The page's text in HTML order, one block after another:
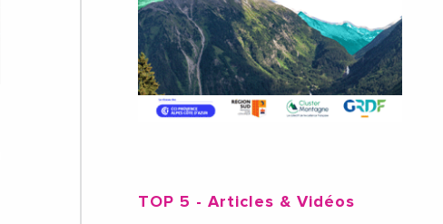
TOP 5 - Articles & Vidéos